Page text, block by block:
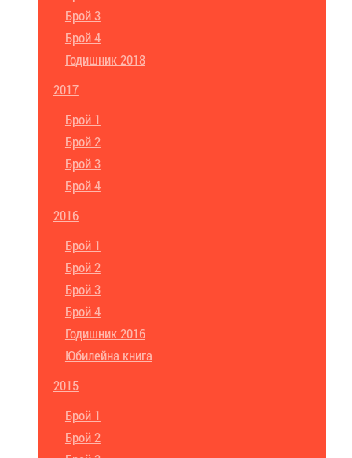
Брой 3
Брой 4
Годишник 2018
2017
Брой 1
Брой 2
Брой 3
Брой 4
2016
Брой 1
Брой 2
Брой 3
Брой 4
Годишник 2016
Юбилейна книга
2015
Брой 1
Брой 2